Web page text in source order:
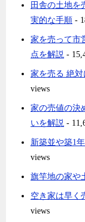
田舎の土地を
実的な手順 -
家を売って市
点を解説 -
家を売る 絶
views
家の売値の決
いを解説 -
新築並や築1
views
旗竿地の家や
空き家は早く
views